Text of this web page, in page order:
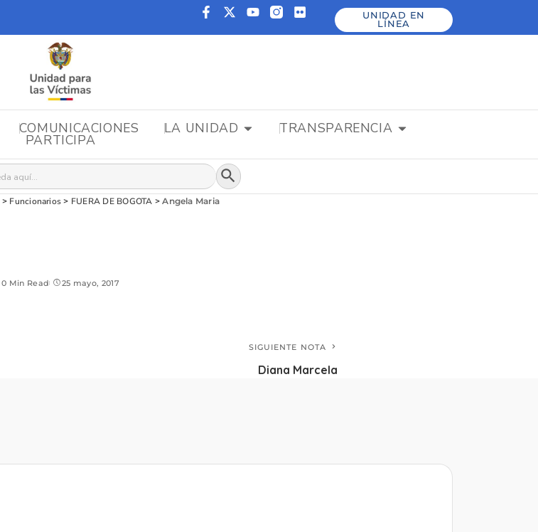
UNIDAD EN
LÍNEA
COMUNICACIONES LA UNIDAD TRANSPARENCIA
PARTICIPA
Botón de búsqueda
> Funcionarios > FUERA DE BOGOTA >Angela Maria
0 Min Read 25 mayo, 2017
SIGUIENTE NOTA
Diana Marcela